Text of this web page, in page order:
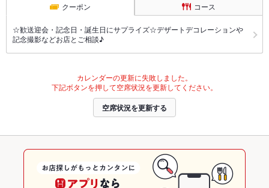
クーポン コース
☆歓送迎会・記念日・誕生日にサプライズ☆デザートデコレーションや
記念撮影などお店とご相談♪
カレンダーの更新に失敗しました。
下記ボタンを押して空席状況を更新してください。
空席状況を更新する